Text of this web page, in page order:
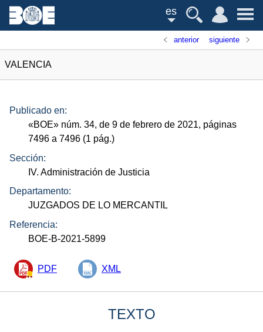
es
anterior siguiente
VALENCIA
Publicado en:
«BOE» núm. 34, de 9 de febrero de 2021, páginas
7496 a 7496 (1 pág.)
Sección:
IV. Administración de Justicia
Departamento:
JUZGADOS DE LO MERCANTIL
Referencia:
BOE-B-2021-5899
PDF XML
TEXTO